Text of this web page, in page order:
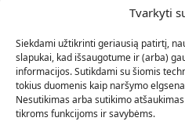
Tvarkyti
Siekdami užtikrinti geriausią patirtį,
slapukai, kad išsaugotume ir (arba)
informacijos. Sutikdami su šiomis
tokius duomenis kaip naršymo
Nesutikimas arba sutikimo
tikroms funkcijoms ir savybėms.
Kontaktai
Pagalba
INFORMACIJA PIRKĖJUI
Pristatymo sąlygos